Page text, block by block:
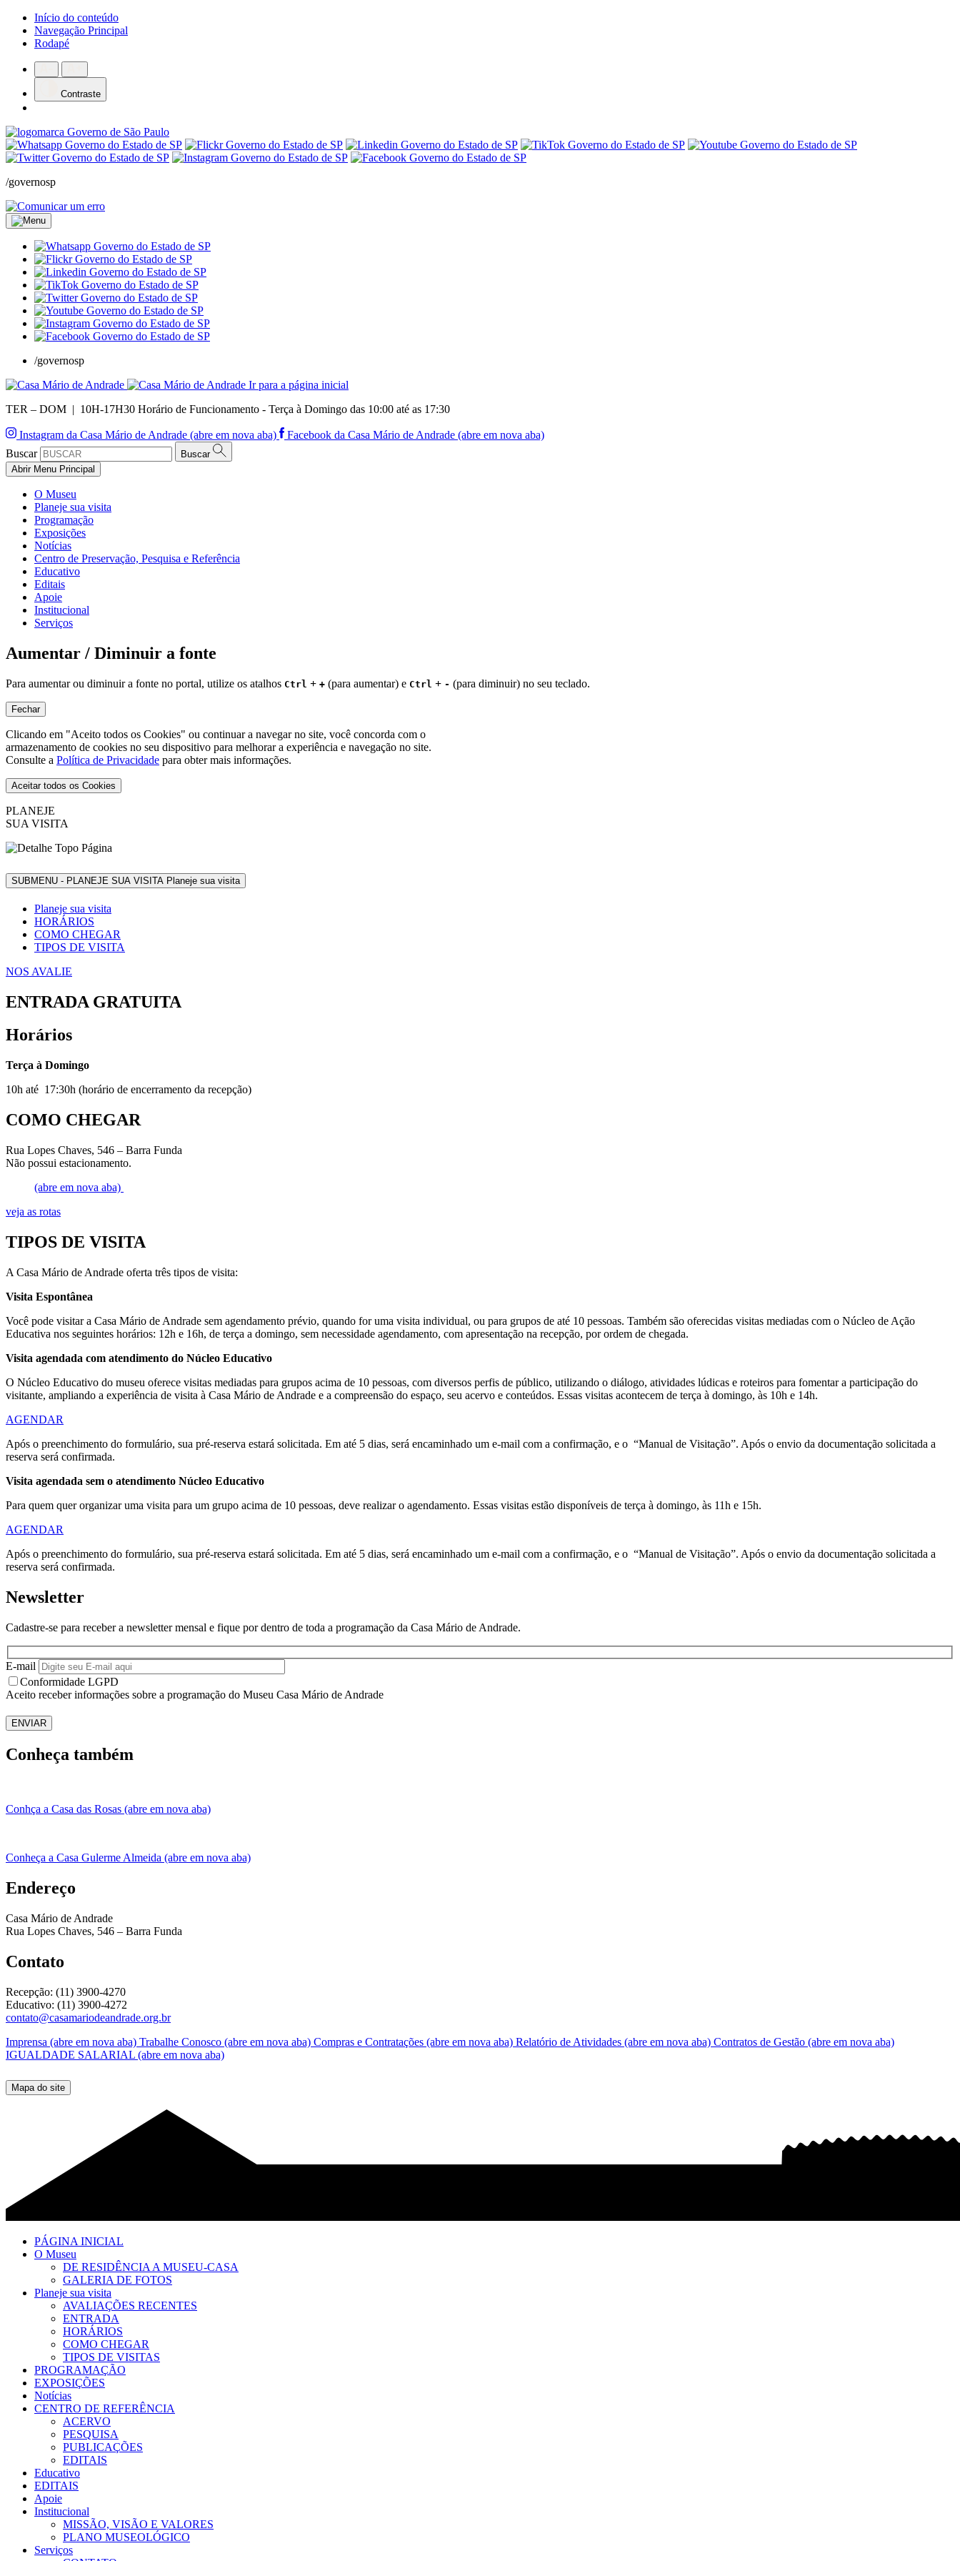
Início do conteúdo
Navegação Principal
Rodapé
Contraste
/governosp
/governosp
Ir para a página inicial
TER – DOM | 10H-17H30 Horário de Funcionamento - Terça à Domingo das 10:00 até as 17:30
Instagram da Casa Mário de Andrade (abre em nova aba)
Facebook da Casa Mário de Andrade (abre em nova aba)
Buscar
Buscar
Abrir Menu Principal
O Museu
Planeje sua visita
Programação
Exposições
Notícias
Centro de Preservação, Pesquisa e Referência
Educativo
Editais
Apoie
Institucional
Serviços
Aumentar / Diminuir a fonte
Para aumentar ou diminuir a fonte no portal, utilize os atalhos Ctrl + + (para aumentar) e Ctrl + - (para diminuir) no seu teclado.
Fechar
Clicando em "Aceito todos os Cookies" ou continuar a navegar no site, você concorda com o
armazenamento de cookies no seu dispositivo para melhorar a experiência e navegação no site.
Consulte a Política de Privacidade para obter mais informações.
Aceitar todos os Cookies
PLANEJE
SUA VISITA
SUBMENU - PLANEJE SUA VISITA Planeje sua visita
Planeje sua visita
HORÁRIOS
COMO CHEGAR
TIPOS DE VISITA
NOS AVALIE
ENTRADA GRATUITA
Horários
Terça à Domingo
10h até 17:30h (horário de encerramento da recepção)
COMO CHEGAR
Rua Lopes Chaves, 546 – Barra Funda
Não possui estacionamento.
(abre em nova aba)
veja as rotas
TIPOS DE VISITA
A Casa Mário de Andrade oferta três tipos de visita:
Visita Espontânea
Você pode visitar a Casa Mário de Andrade sem agendamento prévio, quando for uma visita individual, ou para grupos de até 10 pessoas. Também são oferecidas visitas mediadas com o Núcleo de Ação
Educativa nos seguintes horários: 12h e 16h, de terça a domingo, sem necessidade agendamento, com apresentação na recepção, por ordem de chegada.
Visita agendada com atendimento do Núcleo Educativo
O Núcleo Educativo do museu oferece visitas mediadas para grupos acima de 10 pessoas, com diversos perfis de público, utilizando o diálogo, atividades lúdicas e roteiros para fomentar a participação do
visitante, ampliando a experiência de visita à Casa Mário de Andrade e a compreensão do espaço, seu acervo e conteúdos. Essas visitas acontecem de terça à domingo, às 10h e 14h.
AGENDAR
Após o preenchimento do formulário, sua pré-reserva estará solicitada. Em até 5 dias, será encaminhado um e-mail com a confirmação, e o “Manual de Visitação”. Após o envio da documentação solicitada a
reserva será confirmada.
Visita agendada sem o atendimento Núcleo Educativo
Para quem quer organizar uma visita para um grupo acima de 10 pessoas, deve realizar o agendamento. Essas visitas estão disponíveis de terça à domingo, às 11h e 15h.
AGENDAR
Após o preenchimento do formulário, sua pré-reserva estará solicitada. Em até 5 dias, será encaminhado um e-mail com a confirmação, e o “Manual de Visitação”. Após o envio da documentação solicitada a
reserva será confirmada.
Newsletter
Cadastre-se para receber a newsletter mensal e fique por dentro de toda a programação da Casa Mário de Andrade.
E-mail
Conformidade LGPD
Aceito receber informações sobre a programação do Museu Casa Mário de Andrade
ENVIAR
Conheça também
Conhça a Casa das Rosas (abre em nova aba)
Conheça a Casa Gulerme Almeida (abre em nova aba)
Endereço
Casa Mário de Andrade
Rua Lopes Chaves, 546 – Barra Funda
Contato
Recepção: (11) 3900-4270
Educativo: (11) 3900-4272
contato@casamariodeandrade.org.br
Imprensa (abre em nova aba) Trabalhe Conosco (abre em nova aba) Compras e Contratações (abre em nova aba) Relatório de Atividades (abre em nova aba) Contratos de Gestão (abre em nova aba)
IGUALDADE SALARIAL (abre em nova aba)
Mapa do site
PÁGINA INICIAL
O Museu
DE RESIDÊNCIA A MUSEU-CASA
GALERIA DE FOTOS
Planeje sua visita
AVALIAÇÕES RECENTES
ENTRADA
HORÁRIOS
COMO CHEGAR
TIPOS DE VISITAS
PROGRAMAÇÃO
EXPOSIÇÕES
Notícias
CENTRO DE REFERÊNCIA
ACERVO
PESQUISA
PUBLICAÇÕES
EDITAIS
Educativo
EDITAIS
Apoie
Institucional
MISSÃO, VISÃO E VALORES
PLANO MUSEOLÓGICO
Serviços